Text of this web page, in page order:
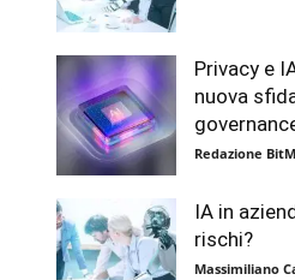
Privacy e
nuova
Redazione
IA in
rischi?
Massimiliano